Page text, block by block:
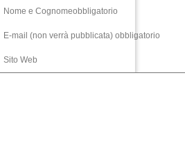
Nome e Cognomeobbligatorio
E-mail (non verrà pubblicata) obbligatorio
Sito Web